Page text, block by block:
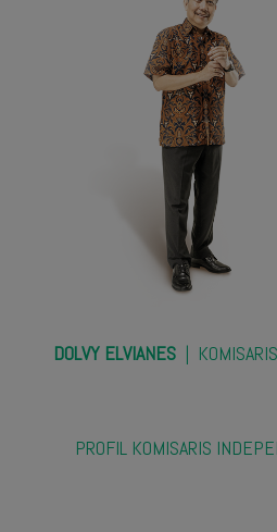
DOLVY ELVIANES|
PROFIL KOMISARIS